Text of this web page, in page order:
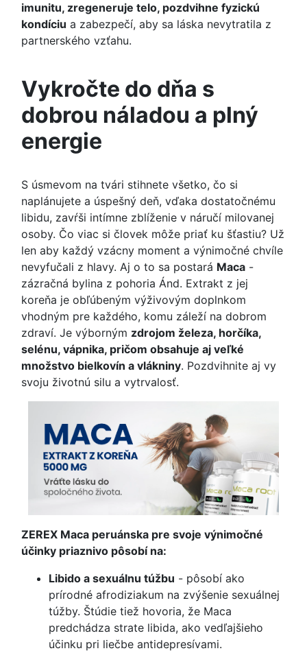
imunitu, zregeneruje telo, pozdvihne fyzickú
kondíciu a zabezpečí, aby sa láska nevytratila z
partnerského vzťahu.
Vykročte do dňa s
dobrou náladou a plný
energie
S úsmevom na tvári stihnete všetko, čo si
naplánujete a úspešný deň, vďaka dostatočnému
libidu, zavŕši intímne zblíženie v náručí milovanej
osoby. Čo viac si človek môže priať ku šťastiu? Už
len aby každý vzácny moment a výnimočné chvíle
nevyfučali z hlavy. Aj o to sa postará Maca -
zázračná bylina z pohoria Ánd. Extrakt z jej
koreňa je obľúbeným výživovým doplnkom
vhodným pre každého, komu záleží na dobrom
zdraví. Je výborným zdrojom železa, horčíka,
selénu, vápnika, pričom obsahuje aj veľké
množstvo bielkovín a vlákniny. Pozdvihnite aj vy
svoju životnú silu a vytrvalosť.
ZEREX Maca peruánska pre svoje výnimočné
účinky priaznivo pôsobí na:
Libido a sexuálnu túžbu - pôsobí ako
prírodné afrodiziakum na zvýšenie sexuálnej
túžby. Štúdie tiež hovoria, že Maca
predchádza strate libida, ako vedľajšieho
účinku pri liečbe antidepresívami.